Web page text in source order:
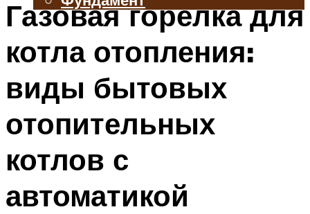
БАЛКОН И ЛОДЖИЯ
ВЕНТИЛЯЦИЯ
ТРУБЫ
Меню
Газовая горелка для
котла отопления:
виды бытовых
отопительных
котлов с
автоматикой